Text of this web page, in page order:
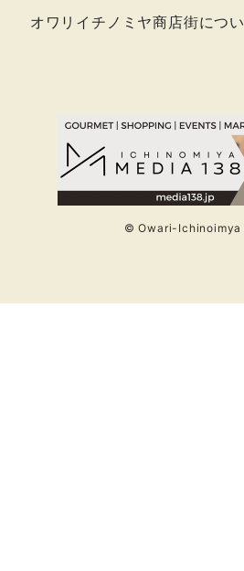
オワリイチノミヤ商店街につ
© Owari-Ichinoimya